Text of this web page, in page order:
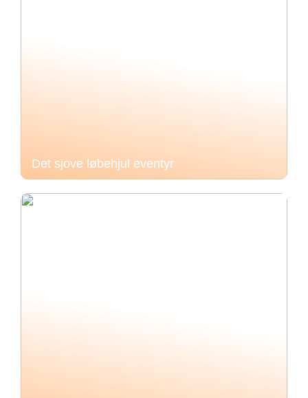
Det sjove løbehjul eventyr